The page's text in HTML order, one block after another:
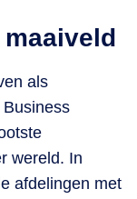
als
wereld. In
afdelingen met